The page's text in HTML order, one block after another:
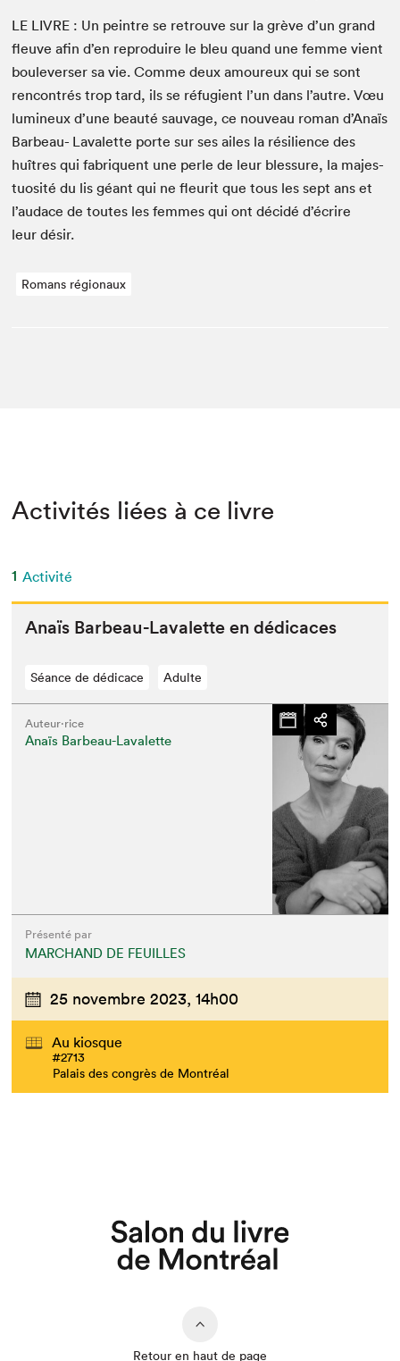
LE LIVRE : Un pein­tre se retrou­ve sur la grève d’un grand
fleuve afin d’en repro­duire le bleu quand une femme vient
boule­vers­er sa vie. Comme deux amoureux qui se sont
ren­con­trés trop tard, ils se réfugient l’un dans l’autre. Vœu
lumineux d’une beauté sauvage, ce nou­veau roman d’Anaïs
Bar­beau- Lavalette porte sur ses ailes la résilience des
huîtres qui fab­riquent une per­le de leur blessure, la majes­
tu­osité du lis géant qui ne fleu­rit que tous les sept ans et
l’audace de toutes les femmes qui ont décidé d’écrire
leur désir.
Romans régionaux
Activités liées à ce livre
1 Activité
Anaïs Bar­beau-Lavalette en dédicaces
Séance de dédicace Adulte
Auteur·rice
Anaïs Barbeau-Lavalette
Présenté par
MARCHAND DE FEUILLES
25 novembre 2023, 14h00
Au kiosque
#2713
Palais des congrès de Montréal
Retour en haut de page